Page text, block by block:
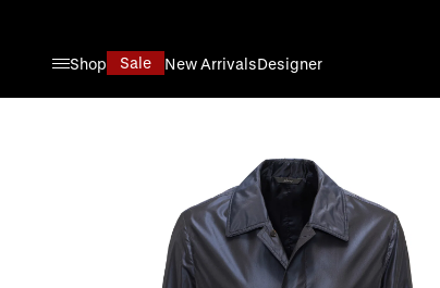
Shop
Sale New ArrivalsDesigner